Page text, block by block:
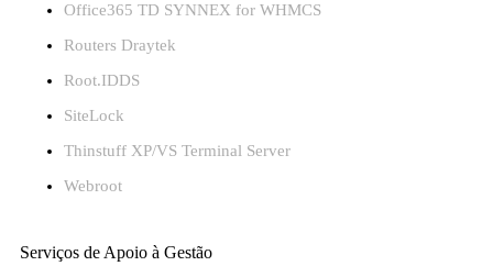
Office365 TD SYNNEX for WHMCS
Routers Draytek
Root.IDDS
SiteLock
Thinstuff XP/VS Terminal Server
Webroot
Serviços de Apoio à Gestão